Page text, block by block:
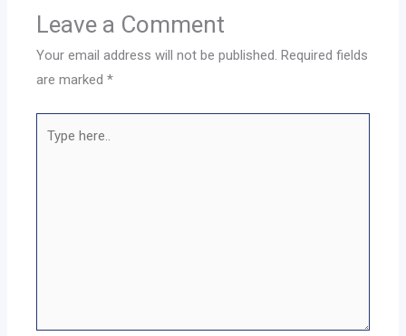
Leave a Comment
Your email address will not be published. Required fields
are marked*
here..